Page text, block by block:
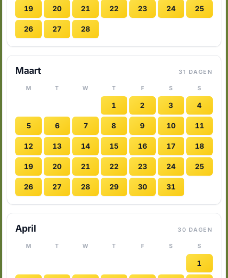
19 20 21 22 23 24 25
26 27 28
Maart 31 DAGEN
M T W T F S S
1 2 3 4
5 6 7 8 9 10 11
12 13 14 15 16 17 18
19 20 21 22 23 24 25
26 27 28 29 30 31
April 30 DAGEN
M T W T F S S
1